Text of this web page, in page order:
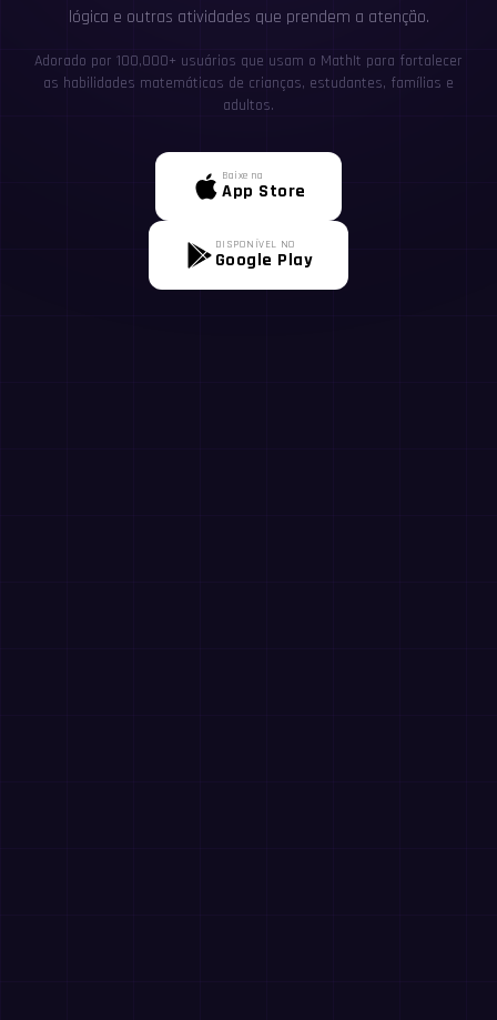
lógica e outras atividades que prendem a atenção.
Adorado por 100,000+ usuários que usam o MathIt para fortalecer
as habilidades matemáticas de crianças, estudantes, famílias e
adultos.
Baixe na
App Store
DISPONÍVEL NO
Google Play